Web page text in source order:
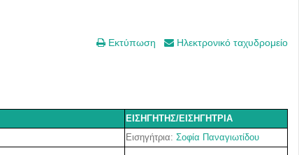
Εκτύπωση Ηλεκτρονικό ταχυδρομείο
ΕΙΣΗΓΗΤΗΣ/ΕΙΣΗΓΗΤΡΙΑ
Εισηγήτρια: Σοφία Παναγιωτίδου